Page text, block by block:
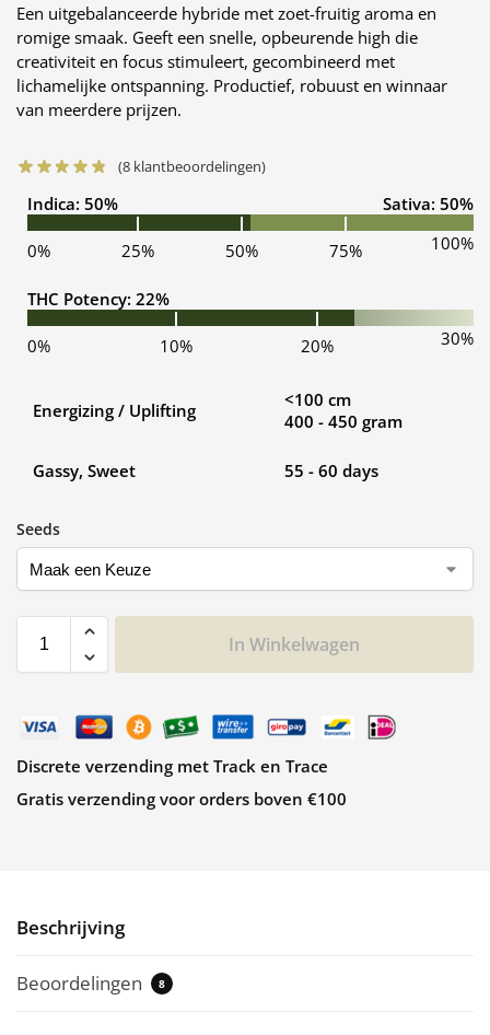
Een uitgebalanceerde hybride met zoet-fruitig aroma en
romige smaak. Geeft een snelle, opbeurende high die
creativiteit en focus stimuleert, gecombineerd met
lichamelijke ontspanning. Productief, robuust en winnaar
van meerdere prijzen.
(8 klantbeoordelingen)
Indica: 50% Sativa: 50%
0% 25% 50% 75% 100%
THC Potency: 22%
0% 10% 20% 30%
Energizing / Uplifting
<100 cm
400 - 450 gram
Gassy, Sweet 55 - 60 days
Seeds
In Winkelwagen
Discrete verzending met Track en Trace
Gratis verzending voor orders boven €100
Beschrijving
Beoordelingen 8